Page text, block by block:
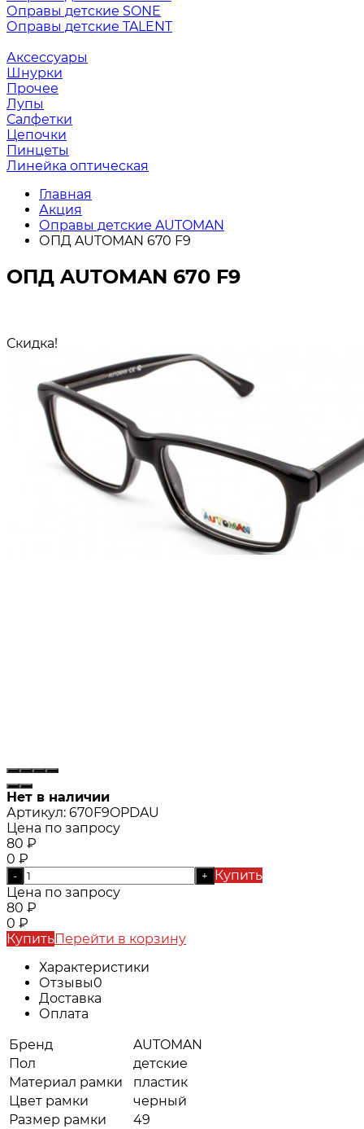
Оправы детские SONE
Оправы детские TALENT
Аксессуары
Шнурки
Прочее
Лупы
Салфетки
Цепочки
Пинцеты
Линейка оптическая
Главная
Акция
Оправы детские AUTOMAN
ОПД AUTOMAN 670 F9
ОПД AUTOMAN 670 F9
Скидка!
Нет в наличии
Артикул: 670F9OPDAU
Цена по запросу
80 ₽
0 ₽
- +
Купить
Цена по запросу
80 ₽
0 ₽
КупитьПерейти в корзину
Характеристики
Отзывы0
Доставка
Оплата
Бренд
AUTOMAN
Пол
детские
Материал рамки
пластик
Цвет рамки
черный
Размер рамки
49